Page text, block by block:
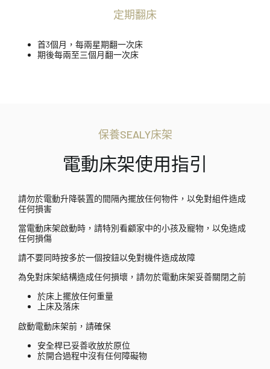
定期翻床
首3個月，每兩星期翻一次床
期後每兩至三個月翻一次床
保養SEALY床架
電動床架使用指引
請勿於電動升降裝置的間隔內擺放任何物件，以免對組件造成
任何損害
當電動床架啟動時，請特別看顧家中的小孩及寵物，以免造成
任何損傷
請不要同時按多於一個按鈕以免對機件造成故障
為免對床架結構造成任何損壞，請勿於電動床架妥善關閉之前
於床上擺放任何重量
上床及落床
啟動電動床架前，請確保
安全桿已妥善收放於原位
於開合過程中沒有任何障礙物